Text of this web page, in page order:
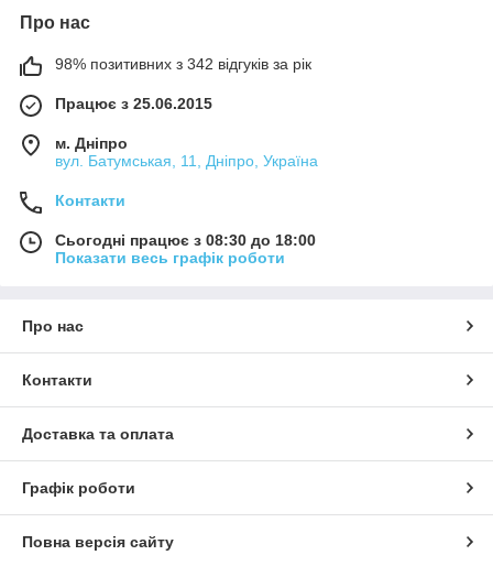
Про нас
98% позитивних з 342 відгуків за рік
Працює з 25.06.2015
м. Дніпро
вул. Батумськая, 11, Дніпро, Україна
Контакти
Сьогодні працює з 08:30 до 18:00
Показати весь графік роботи
Про нас
Контакти
Доставка та оплата
Графік роботи
Повна версія сайту